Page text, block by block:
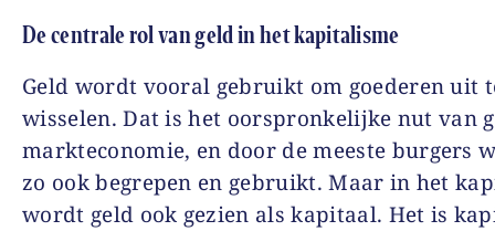
De centrale rol van geld in het kapitalisme
Geld wordt vooral gebruikt om goederen uit
wisselen. Dat is het oorspronkelijke nut van
markteconomie, en door de meeste burgers
zo ook begrepen en gebruikt. Maar in het
wordt geld ook gezien als kapitaal. Het is